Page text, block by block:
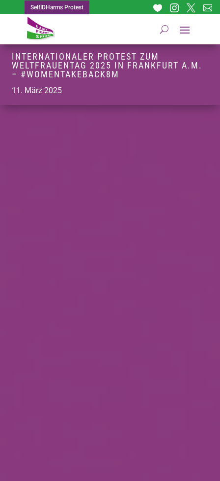
SelfIDHarms Protest 



INTERNATIONALER PROTEST ZUM
WELTFRAUENTAG 2025 IN FRANKFURT A.M.
– #WOMENTAKEBACK8M
11. März 2025